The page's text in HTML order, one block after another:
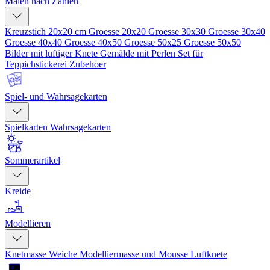
Kreuzstich 20x20 cm Groesse 20x20 Groesse 30x30 Groesse 30x40
Groesse 40x40 Groesse 40x50 Groesse 50x25 Groesse 50x50
Bilder mit luftiger Knete Gemälde mit Perlen Set für
Teppichstickerei Zubehoer
Spiel- und Wahrsagekarten
Spielkarten Wahrsagekarten
Sommerartikel
Kreide
Modellieren
Knetmasse Weiche Modelliermasse und Mousse Luftknete